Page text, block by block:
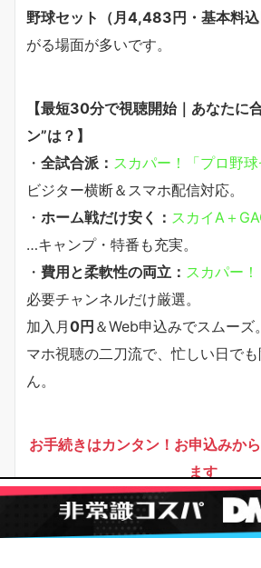
野球セット（月4,483円・基本料込
がる場面が多いです。
【最短30分で視聴開始｜あなたに
ン”は？】
・ 全試合派： スカパー！「プロ野球
ビジター横断＆スマホ配信対応。
・ ホーム戦だけ安く： スカイA＋
…キャンプ・特番も充実。
・ 費用と柔軟性の両立： スカパー！
必要チャンネルだけ厳選。
加入月0円 ＆Web申込みでスムーズ
マホ視聴の二刀流で、忙しい日で
ん。
お手続きはカンタン！お申込みか
ます
今すぐ